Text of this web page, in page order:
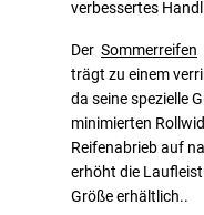
verbessertes
Der Sommerreifen
trägt zu einem
da seine spezielle
minimierten
Reifenabrieb auf
erhöht die
Größe erhältlich..